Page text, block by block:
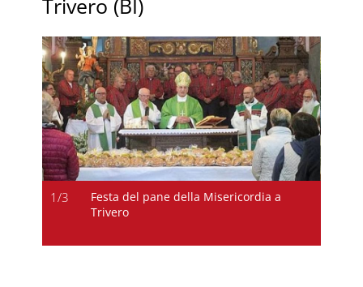
Trivero (BI)
1/3
Festa del pane della Misericordia a
Trivero